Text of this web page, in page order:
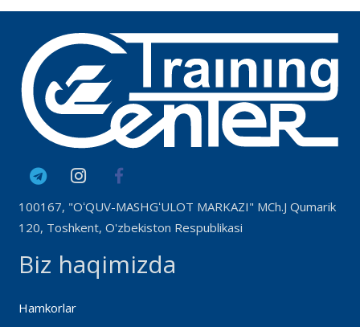
100167, "OʻQUV-MASHGʻULOT MARKAZI" MCh.J Qumarik
120, Toshkent, O'zbekiston Respublikasi
Biz haqimizda
Hamkorlar